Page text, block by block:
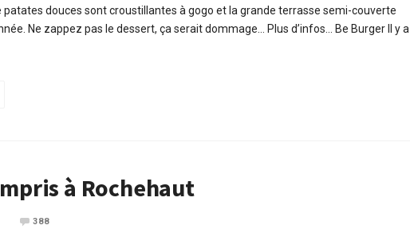
patates douces sont croustillantes à gogo et la grande terrasse semi-couverte
Ne zappez pas le dessert, ça serait dommage… Plus d’infos… Be Burger Il y a
à Rochehaut
388